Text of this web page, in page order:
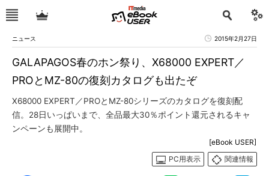
ニュース 2015年2月27日
GALAPAGOS春のホン祭り、X68000 EXPERT／
PROとMZ-80の復刻カタログも出たぞ
X68000 EXPERT／PROとMZ-80シリーズのカタログを復刻配
信。28日いっぱいまで、全品最大30％ポイント還元されるキャ
ンペーンも展開中。
[eBook USER]
PC用表示
関連情報